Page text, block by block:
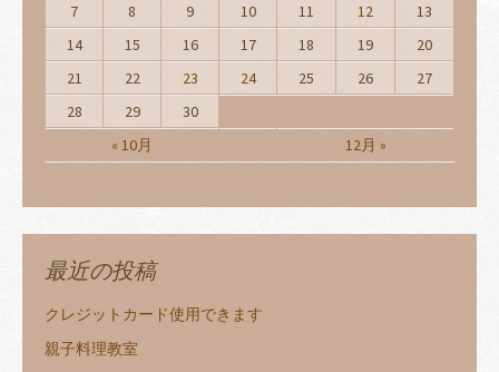
« 10月 12月 »
7
8 9 10 11 12
13
14
15 16 17 18 19
20
21
22 23 24 25 26
27
28
29 30
最近の投稿
クレジットカード使用できます
親子料理教室